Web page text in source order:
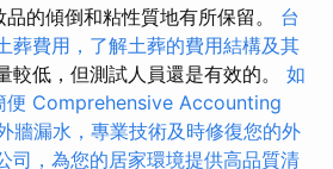
的傾倒和粘性質地有所保留。 台
葬費用，了解土葬的費用結構及其
較低，但測試人員還是有效的。 如
便 Comprehensive Accounting
牆漏水，專業技術及時修復您的外
司，為您的居家環境提供高品質清